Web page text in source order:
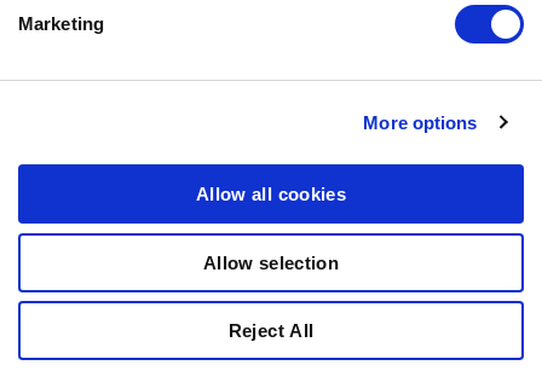
Marketing
More options
Allow all cookies
Allow selection
Reject All
BOZITA
PARTNER IN PET FOOD NORDICS AB
447 91 VÅRGÅRDA